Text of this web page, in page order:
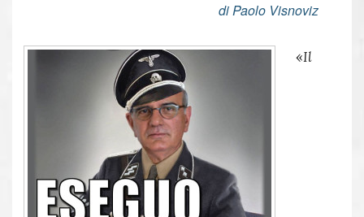
di Paolo Visnoviz
«Il